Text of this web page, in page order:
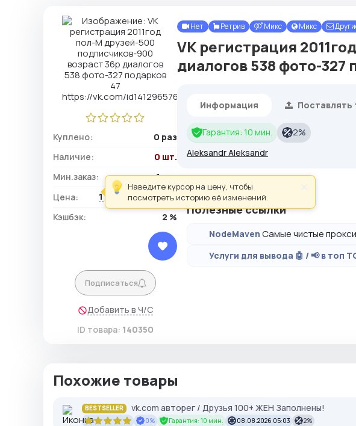
Куплено:
0 раз
Наличие:
0 шт.
Мин.заказ:
1 шт.
Цена:
1 912,50 ₽ / шт.
Кэшбэк:
2 %
Подписаться
Добавить в Ч/С
ID товара: 140350
Нет Ретрив Микс Микс
VK регистрация
диалогов 538 фото-327
Информация Поставлять
Гарантия: 10 мин.
2%
Aleksandr Aleksandr
Полезные ссылки
NodeMaven Самые чистые
Услуги для вывода 🤖 / 📢 в топ
Похожие товары
BESTSELLER vk.com авторег / Друзья 100+ ЖЕН Заполнены!
0% Гарантия: 10 мин. 08.08.2026 05:03 2%
Наведите курсор на цену, чтобы
посмотреть историю её изменений.